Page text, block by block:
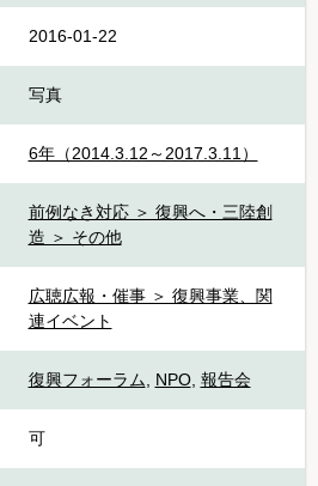
2016-01-22
写真
6年（2014.3.12～2017.3.11）
前例なき対応 ＞ 復興へ・三陸創
造 ＞ その他
広聴広報・催事 ＞ 復興事業、関
連イベント
復興フォーラム, NPO, 報告会
可